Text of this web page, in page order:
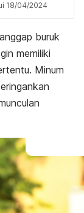
18/04/2024
buruk
memiliki
Minum